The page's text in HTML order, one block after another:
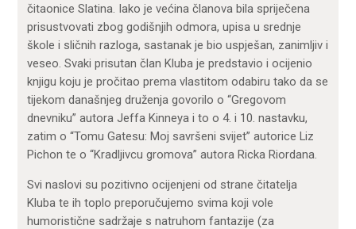
čitaonice Slatina. Iako je većina članova bila spriječena
prisustvovati zbog godišnjih odmora, upisa u srednje
škole i sličnih razloga, sastanak je bio uspješan, zanimljiv i
veseo. Svaki prisutan član Kluba je predstavio i ocijenio
knjigu koju je pročitao prema vlastitom odabiru tako da se
tijekom današnjeg druženja govorilo o “Gregovom
dnevniku” autora Jeffa Kinneya i to o 4. i 10. nastavku,
zatim o “Tomu Gatesu: Moj savršeni svijet” autorice Liz
Pichon te o “Kradljivcu gromova” autora Ricka Riordana.
Svi naslovi su pozitivno ocijenjeni od strane čitatelja
Kluba te ih toplo preporučujemo svima koji vole
humoristične sadržaje s natruhom fantazije (za